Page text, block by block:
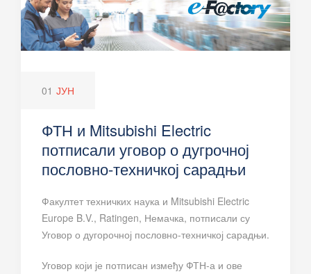
01 ЈУН
ФТН и Mitsubishi Electric
потписали уговор о дугрочној
пословно-техничкој сарадњи
Факултет техничких наука и Mitsubishi Electric
Europe B.V., Ratingen, Немачка, потписали су
Уговор о дугорочној пословно-техничкој сарадњи.
Уговор који је потписан између ФТН-а и ове